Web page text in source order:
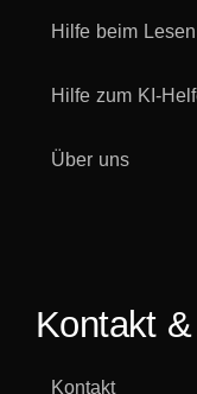
Hilfe beim Lesen
Hilfe zum KI-
Über uns
Kontakt
Kontakt